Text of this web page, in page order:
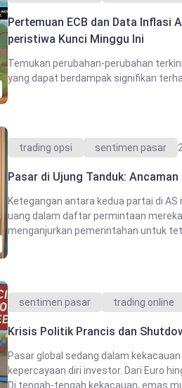
Pertemuan ECB dan Data Inflasi
peristiwa Kunci Minggu Ini
Temukan perubahan-perubahan
yang dapat berdampak signifikan
trading opsi sentimen pasar
Pasar di Ujung Tanduk:
Ketegangan antara kedua partai di
uang dalam daftar permintaan
menganjurkan pemerintahan untuk
sentimen pasar trading online
Krisis Politik Prancis dan
Pasar global sedang dalam
kepercayaan diri investor. Dari Euro
Di tengah-tengah kekacauan, emas